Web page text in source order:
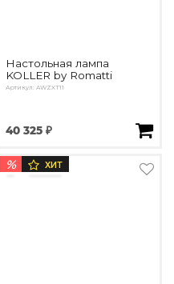
Настольная лампа
KOLLER by Romatti
Артикул: AWZXT11
40 325 ₽
% ХИТ